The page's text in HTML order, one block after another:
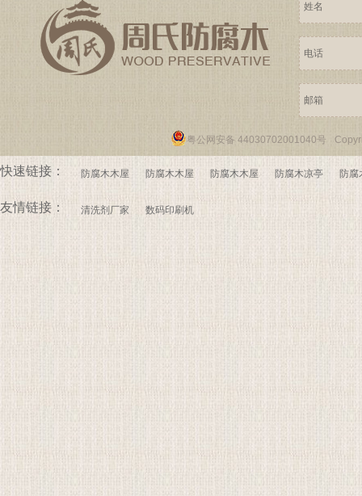
粤公网安备 44030702001040号
快速链接： 防腐木木屋 防腐木木屋 防腐木木屋 防腐木凉亭 防腐
友情链接： 清洗剂厂家 数码印刷机